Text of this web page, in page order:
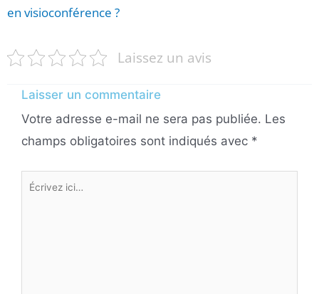
en visioconférence ?
Laissez un avis
Laisser un commentaire
Votre adresse e-mail ne sera pas publiée. Les
champs obligatoires sont indiqués avec *
Écrivez